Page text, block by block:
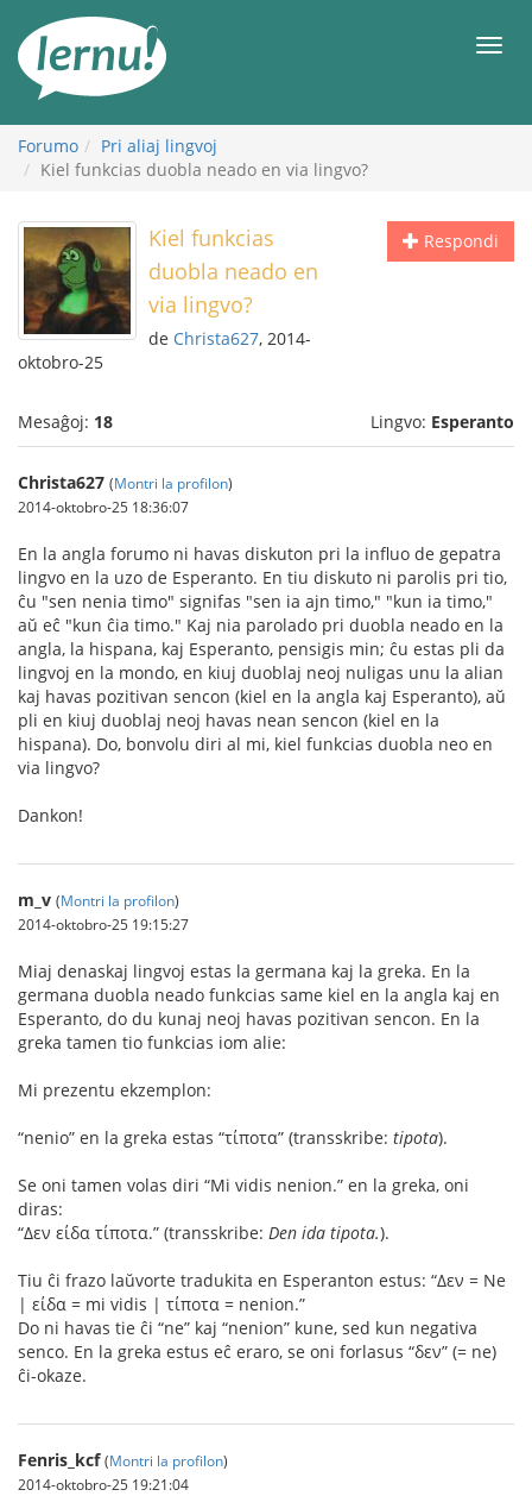
enhavo
Forumo
Pri aliaj lingvoj
Kiel funkcias duobla neado en via lingvo?
Respondi
Kiel funkcias
duobla neado en
via lingvo?
de Christa627, 2014-
oktobro-25
Mesaĝoj: 18 Lingvo: Esperanto
Christa627 (Montri la profilon)
2014-oktobro-25 18:36:07
En la angla forumo ni havas diskuton pri la influo de gepatra
lingvo en la uzo de Esperanto. En tiu diskuto ni parolis pri tio,
ĉu "sen nenia timo" signifas "sen ia ajn timo," "kun ia timo,"
aŭ eĉ "kun ĉia timo." Kaj nia parolado pri duobla neado en la
angla, la hispana, kaj Esperanto, pensigis min; ĉu estas pli da
lingvoj en la mondo, en kiuj duoblaj neoj nuligas unu la alian
kaj havas pozitivan sencon (kiel en la angla kaj Esperanto), aŭ
pli en kiuj duoblaj neoj havas nean sencon (kiel en la
hispana). Do, bonvolu diri al mi, kiel funkcias duobla neo en
via lingvo?
Dankon!
m_v (Montri la profilon)
2014-oktobro-25 19:15:27
Miaj denaskaj lingvoj estas la germana kaj la greka. En la
germana duobla neado funkcias same kiel en la angla kaj en
Esperanto, do du kunaj neoj havas pozitivan sencon. En la
greka tamen tio funkcias iom alie:
Mi prezentu ekzemplon:
“nenio” en la greka estas “τίποτα” (transskribe: tipota).
Se oni tamen volas diri “Mi vidis nenion.” en la greka, oni
diras:
“Δεν είδα τίποτα.” (transskribe: Den ida tipota.).
Tiu ĉi frazo laŭvorte tradukita en Esperanton estus: “Δεν = Ne
| είδα = mi vidis | τίποτα = nenion.”
Do ni havas tie ĉi “ne” kaj “nenion” kune, sed kun negativa
senco. En la greka estus eĉ eraro, se oni forlasus “δεν” (= ne)
ĉi-okaze.
Fenris_kcf (Montri la profilon)
2014-oktobro-25 19:21:04